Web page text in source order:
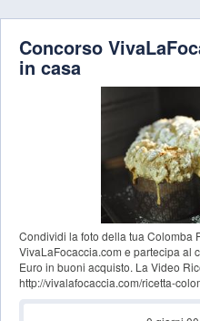
Concorso
in casa
Condividi la foto della tua Colomba
VivaLaFocaccia.com e partecipa al
Euro in buoni acquisto. La Video
http://vivalafocaccia.com/ricetta-